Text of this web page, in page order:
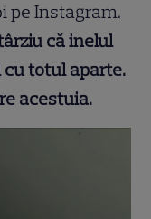
pe Instagram.
că inelul
cu totul aparte.
acestuia.